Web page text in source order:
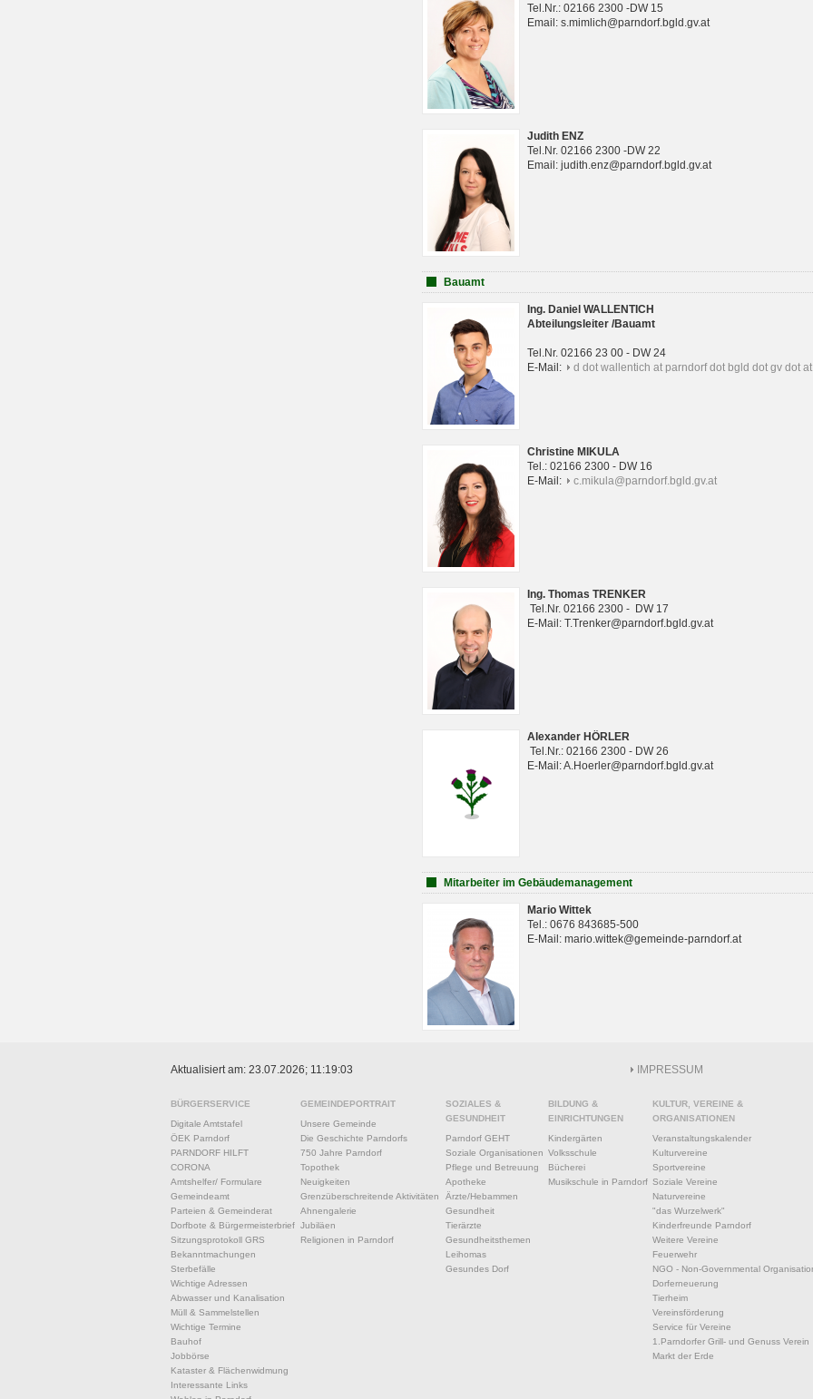
Tel.Nr.: 02166 2300 -DW 15
Email: s.mimlich@parndorf.bgld.gv.at
Judith ENZ
Tel.Nr. 02166 2300 -DW 22
Email: judith.enz@parndorf.bgld.gv.at
Bauamt
Ing. Daniel WALLENTICH
Abteilungsleiter /Bauamt
Tel.Nr. 02166 23 00 - DW 24
E-Mail:
d dot wallentich at parndorf dot bgld dot gv dot at
Christine MIKULA
Tel.: 02166 2300 - DW 16
E-Mail:
c.mikula@parndorf.bgld.gv.at
Ing. Thomas TRENKER
Tel.Nr. 02166 2300 - DW 17
E-Mail: T.Trenker@parndorf.bgld.gv.at
Alexander HÖRLER
Tel.Nr.: 02166 2300 - DW 26
E-Mail: A.Hoerler@parndorf.bgld.gv.at
Mitarbeiter im Gebäudemanagement
Mario Wittek
Tel.: 0676 843685-500
E-Mail: mario.wittek@gemeinde-parndorf.at
Aktualisiert am: 23.07.2026; 11:19:03 IMPRESSUM
BÜRGERSERVICE
Digitale Amtstafel
ÖEK Parndorf
PARNDORF HILFT
CORONA
Amtshelfer/ Formulare
Gemeindeamt
Parteien & Gemeinderat
Dorfbote & Bürgermeisterbrief
Sitzungsprotokoll GRS
Bekanntmachungen
Sterbefälle
Wichtige Adressen
Abwasser und Kanalisation
Müll & Sammelstellen
Wichtige Termine
Bauhof
Jobbörse
Kataster & Flächenwidmung
Interessante Links
GEMEINDEPORTRAIT
Unsere Gemeinde
Die Geschichte Parndorfs
750 Jahre Parndorf
Topothek
Neuigkeiten
Grenzüberschreitende Aktivitäten
Ahnengalerie
Jubiläen
Religionen in Parndorf
SOZIALES &
GESUNDHEIT
Parndorf GEHT
Soziale Organisationen
Pflege und Betreuung
Apotheke
Ärzte/Hebammen
Gesundheit
Tierärzte
Gesundheitsthemen
Leihomas
Gesundes Dorf
BILDUNG &
EINRICHTUNGEN
Kindergärten
Volksschule
Bücherei
Musikschule in Parndorf
KULTUR, VEREINE &
ORGANISATIONEN
Veranstaltungskalender
Kulturvereine
Sportvereine
Soziale Vereine
Naturvereine
"das Wurzelwerk"
Kinderfreunde Parndorf
Weitere Vereine
Feuerwehr
NGO - Non-Governmental
Dorferneuerung
Tierheim
Vereinsförderung
Service für Vereine
1.Parndorfer Grill- und Genuss Verein
Markt der Erde